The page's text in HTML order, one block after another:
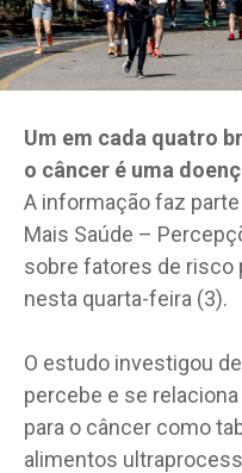
Um em cada quatro
o câncer é uma
A informação faz
Mais Saúde –
sobre fatores de risco
nesta quarta-feira (3).
O estudo investigou
percebe e se
para o câncer como
alimentos